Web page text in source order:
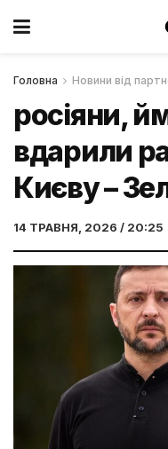
Головна Новини від
росіяни,
вдарили
Києву –
14 ТРАВНЯ, 2026 / 20:25